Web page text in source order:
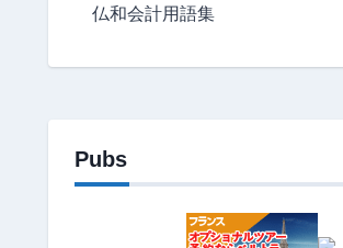
仏和会計用語集
Pubs